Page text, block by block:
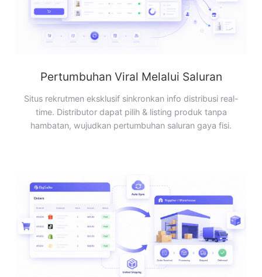
Pertumbuhan Viral Melalui Saluran
Situs rekrutmen eksklusif sinkronkan info distribusi real-
time. Distributor dapat pilih & listing produk tanpa
hambatan, wujudkan pertumbuhan saluran gaya fisi.